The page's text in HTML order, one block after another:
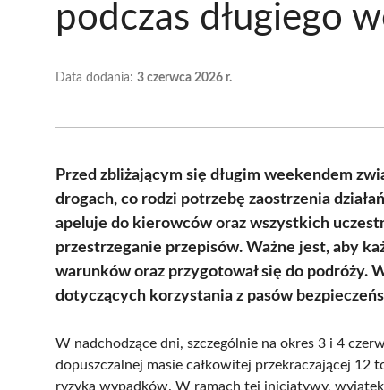
podczas długiego
Data dodania: 3 czerwca 2026 r.
Przed zbliżającym się długim weekendem
drogach, co rodzi potrzebę zaostrzenia
apeluje do kierowców oraz wszystkich
przestrzeganie przepisów. Ważne jest, aby
warunków oraz przygotował się do podróży.
dotyczących korzystania z pasów
W nadchodzące dni, szczególnie na okres 3 i 4
dopuszczalnej masie całkowitej przekraczającej 12
ryzyka wypadków. W ramach tej inicjatywy,